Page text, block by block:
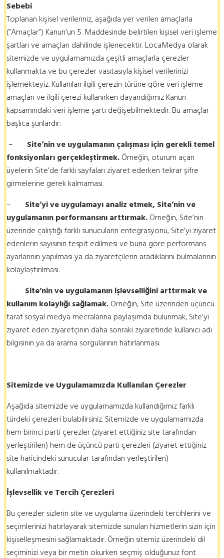
Sebebi
Toplanan kişisel verileriniz, aşağıda yer verilen amaçlarla
(“Amaçlar”) Kanun’un 5. Maddesinde belirtilen kişisel veri işleme
şartları ve amaçları dahilinde işlenecektir. LocaMedya olarak
sitemizde ve uygulamamızda çeşitli amaçlarla çerezler
kullanmakta ve bu çerezler vasıtasıyla kişisel verilerinizi
işlemekteyiz. Kullanılan ilgili çerezin türüne göre veri işleme
amaçları ve ilgili çerezi kullanırken dayandığımız Kanun
kapsamındaki veri işleme şartı değişebilmektedir. Bu amaçlar
başlıca şunlardır:
– Site’nin ve uygulamanın çalışması için gerekli temel
fonksiyonları gerçekleştirmek.Örneğin, oturum açan
üyelerin Site’de farklı sayfaları ziyaret ederken tekrar şifre
girmelerine gerek kalmaması.
– Site’yi ve uygulamayı analiz etmek, Site’nin ve
uygulamanın performansını arttırmak.Örneğin, Site’nin
üzerinde çalıştığı farklı sunucuların entegrasyonu, Site’yi ziyaret
edenlerin sayısının tespit edilmesi ve buna göre performans
ayarlarının yapılması ya da ziyaretçilerin aradıklarını bulmalarının
kolaylaştırılması.
– Site’nin ve uygulamanın işlevselliğini arttırmak ve
kullanım kolaylığı sağlamak.Örneğin, Site üzerinden üçüncü
taraf sosyal medya mecralarına paylaşımda bulunmak, Site’yi
ziyaret eden ziyaretçinin daha sonraki ziyaretinde kullanıcı adı
bilgisinin ya da arama sorgularının hatırlanması.
Sitemizde ve Uygulamamızda Kullanılan Çerezler
Aşağıda sitemizde ve uygulamamızda kullandığımız farklı
türdeki çerezleri bulabilirsiniz. Sitemizde ve uygulamamızda
hem birinci parti çerezler (ziyaret ettiğiniz site tarafından
yerleştirilen) hem de üçüncü parti çerezleri (ziyaret ettiğiniz
site haricindeki sunucular tarafından yerleştirilen)
kullanılmaktadır.
İşlevsellikve Tercih Çerezleri
Bu çerezler sizlerin site ve uygulama üzerindeki tercihlerini ve
seçimlerinizi hatırlayarak sitemizde sunulan hizmetlerin sizin için
kişiselleşmesini sağlamaktadır. Örneğin sitemiz üzerindeki dil
seçiminizi veya bir metin okurken seçmiş olduğunuz font